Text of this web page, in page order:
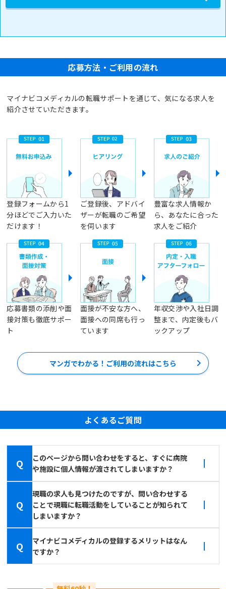
応募方法・ご利用の流れ
マイナビコメディカルの転職サポートを通じて、気になる求人を
紹介させていただきます。
登録フォームから1
分ほどでご入力いた
だけます！
ご登録後、アドバイ
ザーが転職のご希望
を伺います
豊富な求人情報か
ら、あなたに合った
求人をご紹介
応募書類の添削や面
接対策も徹底サポー
ト
面接が不安な方へ、
面接への同席も行っ
ています
年収交渉や入社日調
整まで、内定後もバ
ックアップ
マンガでわかる！ご利用の流れはこちら
よくあるご質問
Q
このページから問い合わせをすると、すぐに病院
や施設に個人情報が渡されてしまいますか？
Q
現職の求人も見つけたのですが、問い合わせする
ことで現職に転職活動をしていることが知られて
しまいますか？
Q
マイナビコメディカルの登録するメリットはなん
ですか？